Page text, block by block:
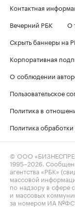
Контактная
Вечерний РБК
О
Скрыть баннеры на
Корпоративная
О соблюдении
Пользовательское
Политика в
Политика
© ООО
1995–2026 .
агентства «РБК»
массовой
по надзору в сфере
и массовых
за номером ИА